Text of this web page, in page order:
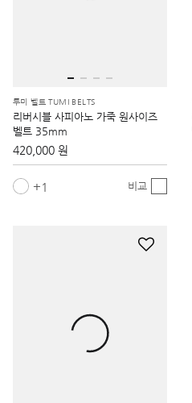
투미 벨트 TUMI BELTS
리버시블 사피아노 가죽 원사이즈
벨트 35mm
420,000 원
1 비교